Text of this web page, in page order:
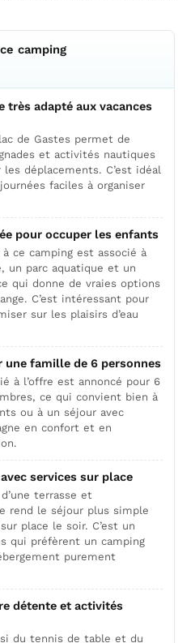
camping
très adapté aux vacances
de Gastes permet de
et activités nautiques
déplacements. C’est idéal
faciles à organiser
pour occuper les enfants
ce camping est associé à
un parc aquatique et un
qui donne de vraies options
C’est intéressant pour
sur les plaisirs d’eau
une famille de 6 personnes
à l’offre est annoncé pour 6
ce qui convient bien à
ou à un séjour avec
en confort et en
services sur place
terrasse et
rend le séjour plus simple
place le soir. C’est un
qui préfèrent un camping
purement
détente et activités
du tennis de table et du